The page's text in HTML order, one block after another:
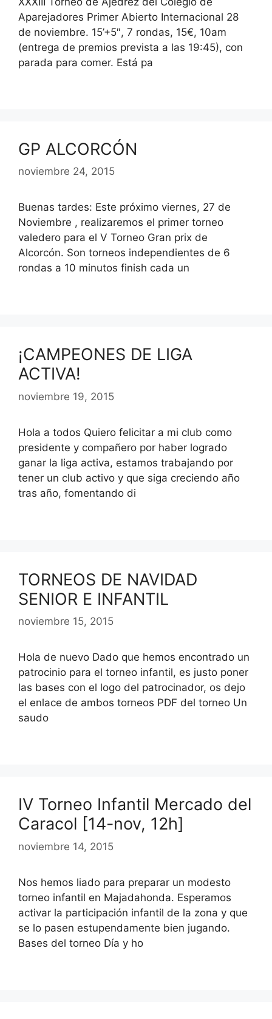
Aparejadores Primer Abierto Internacional 28
de noviembre. 15’+5″, 7 rondas, 15€, 10am
(entrega de premios prevista a las 19:45), con
parada para comer. Está pa
GP ALCORCÓN
noviembre 24, 2015
Buenas tardes: Este próximo viernes, 27 de
Noviembre , realizaremos el primer torneo
valedero para el V Torneo Gran prix de
Alcorcón. Son torneos independientes de 6
rondas a 10 minutos finish cada un
¡CAMPEONES DE LIGA
ACTIVA!
noviembre 19, 2015
Hola a todos Quiero felicitar a mi club como
presidente y compañero por haber logrado
ganar la liga activa, estamos trabajando por
tener un club activo y que siga creciendo año
tras año, fomentando di
TORNEOS DE NAVIDAD
SENIOR E INFANTIL
noviembre 15, 2015
Hola de nuevo Dado que hemos encontrado un
patrocinio para el torneo infantil, es justo poner
las bases con el logo del patrocinador, os dejo
el enlace de ambos torneos PDF del torneo Un
saudo
IV Torneo Infantil Mercado del
Caracol [14-nov, 12h]
noviembre 14, 2015
Nos hemos liado para preparar un modesto
torneo infantil en Majadahonda. Esperamos
activar la participación infantil de la zona y que
se lo pasen estupendamente bien jugando.
Bases del torneo Día y ho